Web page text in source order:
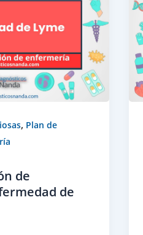
, Plan de
de
de